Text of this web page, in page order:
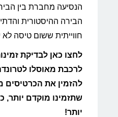
הנסיעה מחברת בין
הבירה ההיסטורית
חווייתית ששום טיסה
לחצו כאן לבדיקת
לרכבת מאוסלו
להזמין את
שתזמינו מוקדם יותר,
יותר!